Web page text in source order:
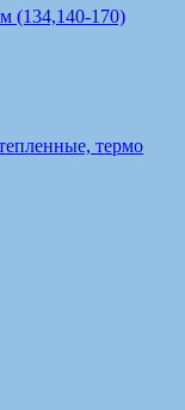
(134,140-170)
термо